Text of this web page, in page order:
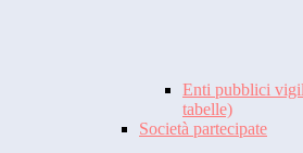
Enti pubblici
tabelle)
Società partecipate